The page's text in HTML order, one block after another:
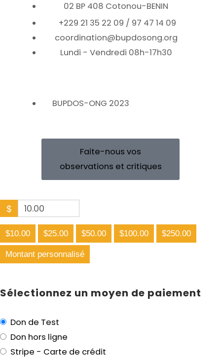
02 BP 408 Cotonou-BENIN
+229 21 35 22 09 / 97 47 14 09
coordination@bupdosong.org
Lundi - Vendredi 08h-17h30
BUPDOS-ONG 2023
Faite-nous vos
observations et critiques
$
$10.00 $25.00 $50.00 $100.00 $250.00
Montant personnalisé
Sélectionnez un moyen de paiement
Don de Test
Don hors ligne
Stripe - Carte de crédit